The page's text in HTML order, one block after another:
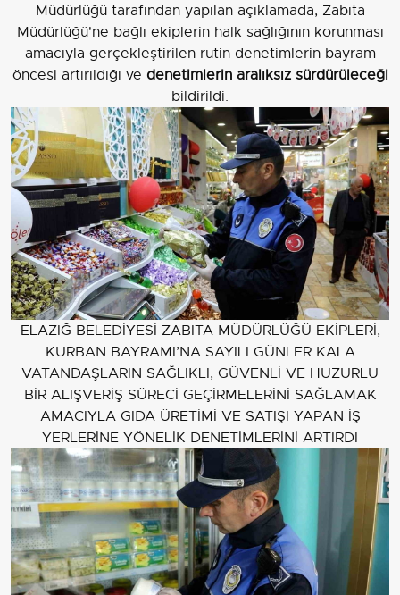
Müdürlüğü tarafından yapılan açıklamada, Zabıta
Müdürlüğü'ne bağlı ekiplerin halk sağlığının korunması
amacıyla gerçekleştirilen rutin denetimlerin bayram
öncesi artırıldığı ve denetimlerin aralıksız sürdürüleceği
bildirildi.
ELAZIĞ BELEDİYESİ ZABITA MÜDÜRLÜĞÜ EKİPLERİ,
KURBAN BAYRAMI’NA SAYILI GÜNLER KALA
VATANDAŞLARIN SAĞLIKLI, GÜVENLİ VE HUZURLU
BİR ALIŞVERİŞ SÜRECİ GEÇİRMELERİNİ SAĞLAMAK
AMACIYLA GIDA ÜRETİMİ VE SATIŞI YAPAN İŞ
YERLERİNE YÖNELİK DENETİMLERİNİ ARTIRDI